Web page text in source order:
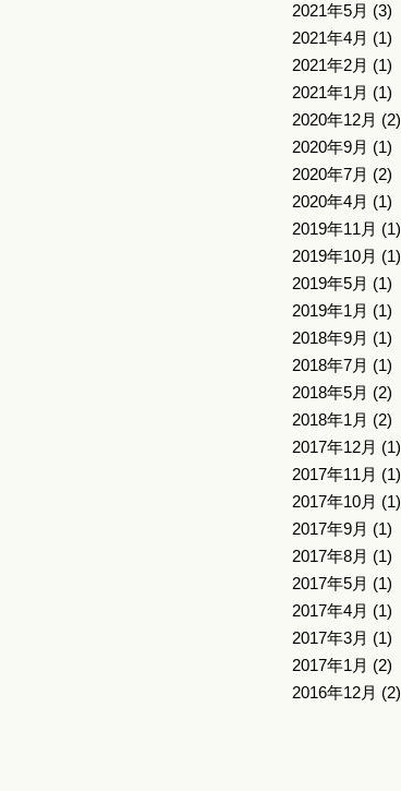
2021年5月 (3)
2021年4月 (1)
2021年2月 (1)
2021年1月 (1)
2020年12月 (2)
2020年9月 (1)
2020年7月 (2)
2020年4月 (1)
2019年11月 (1)
2019年10月 (1)
2019年5月 (1)
2019年1月 (1)
2018年9月 (1)
2018年7月 (1)
2018年5月 (2)
2018年1月 (2)
2017年12月 (1)
2017年11月 (1)
2017年10月 (1)
2017年9月 (1)
2017年8月 (1)
2017年5月 (1)
2017年4月 (1)
2017年3月 (1)
2017年1月 (2)
2016年12月 (2)